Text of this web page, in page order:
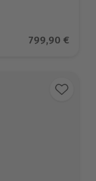
Aktueller
799,90 €